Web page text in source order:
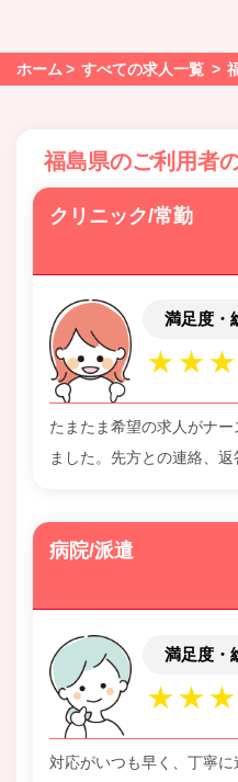
ホーム すべての求人一覧
福島県のご利用者
クリニック/常勤
満足度・
たまたま希望の求人がナ
ました。先方との連絡、返
病院/派遣
満足度・
対応がいつも早く、丁寧